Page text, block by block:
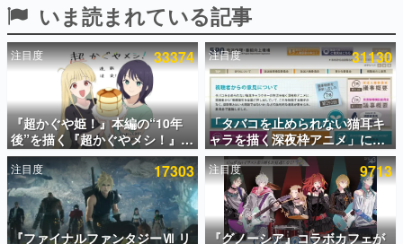
ピックアップ
電ファミのいま読まれている記事ランキング
アプリセール情報
インタビュー
連載・特集一覧
殿堂入り記事
SNS拡散数が数千以上！ ページビュー数万以上！ などな
いま読まれている記事
注目度 33374
『超かぐや姫！』本編の“10年
後”を描く『超かぐやメシ！』
Web連載決定。新たなWebマン
ガレーベル「ビビビコミック」
にて特別話が掲載スタート、あ
のお話には…まだ続きがある！
注目度 31130
「タバコを止められない猫耳キ
ャラを描く深夜枠アニメ」に視
聴者の一部から批判意見。違法
薬物の使用と思しき描写も含め
て、BPOが議論を交わす
注目度 17303
『ファイナルファンタジーⅦ リ
注目度 9713
『グノーシア』コラボカフェが